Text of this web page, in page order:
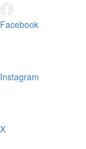
Facebook
Instagram
X